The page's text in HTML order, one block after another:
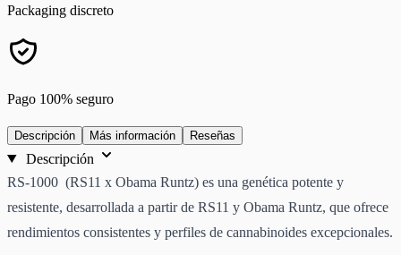
Packaging discreto
Pago 100% seguro
Descripción Más información Reseñas
Descripción
RS-1000 (RS11 x Obama Runtz) es una genética potente y
resistente, desarrollada a partir de RS11 y Obama Runtz, que ofrece
rendimientos consistentes y perfiles de cannabinoides excepcionales.